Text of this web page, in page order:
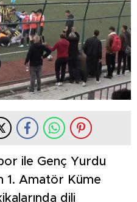
ile Genç Yurdu
1. Amatör Küme
dili